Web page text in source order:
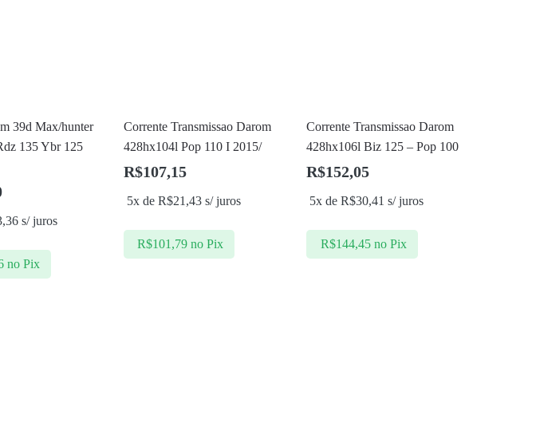
39d Max/hunter
135 Ybr 125
s/ juros
no Pix
Corrente Transmissao Darom
428hx104l Pop 110 I 2015/
R$107,15
5x de R$21,43s/ juros
R$101,79 no Pix
Corrente Transmissao Darom
428hx106l Biz 125 – Pop 100
R$152,05
5x deR$30,41 s/ juros
R$144,45 no Pix